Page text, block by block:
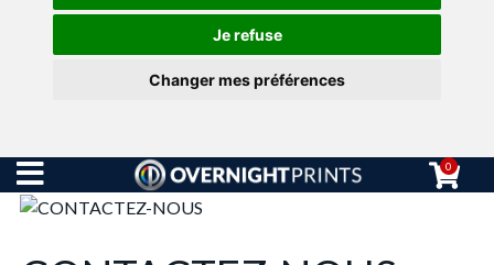
Je refuse
Changer mes préférences
0